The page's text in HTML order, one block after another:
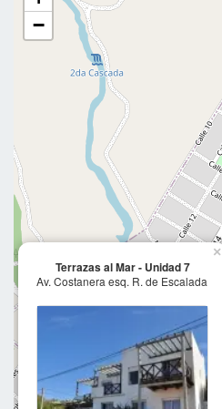
Terrazas al Mar - Unidad 7
Av. Costanera esq. R. de Escalada
×
−